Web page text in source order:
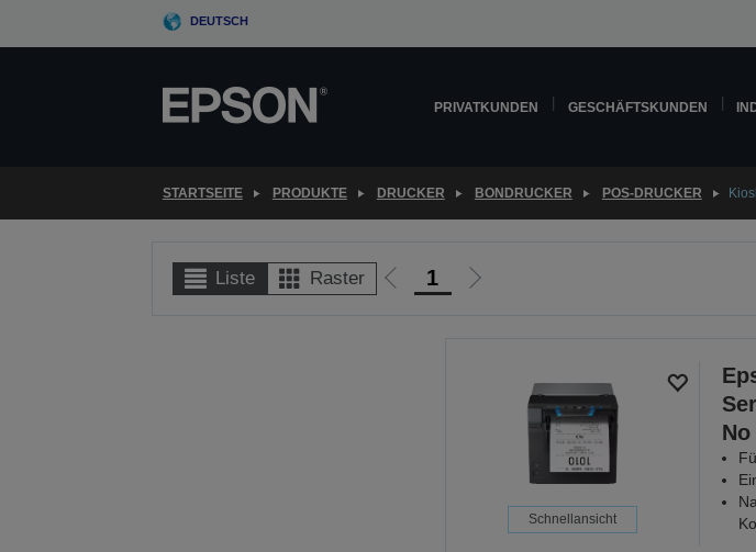
DEUTSCH
PRIVATKUNDEN GESCHÄFTSKUNDEN
STARTSEITE PRODUKTE DRUCKER BONDRUCKER POS-DRUCKER
Liste Raster
Zur 1
Zur
Schnellansicht